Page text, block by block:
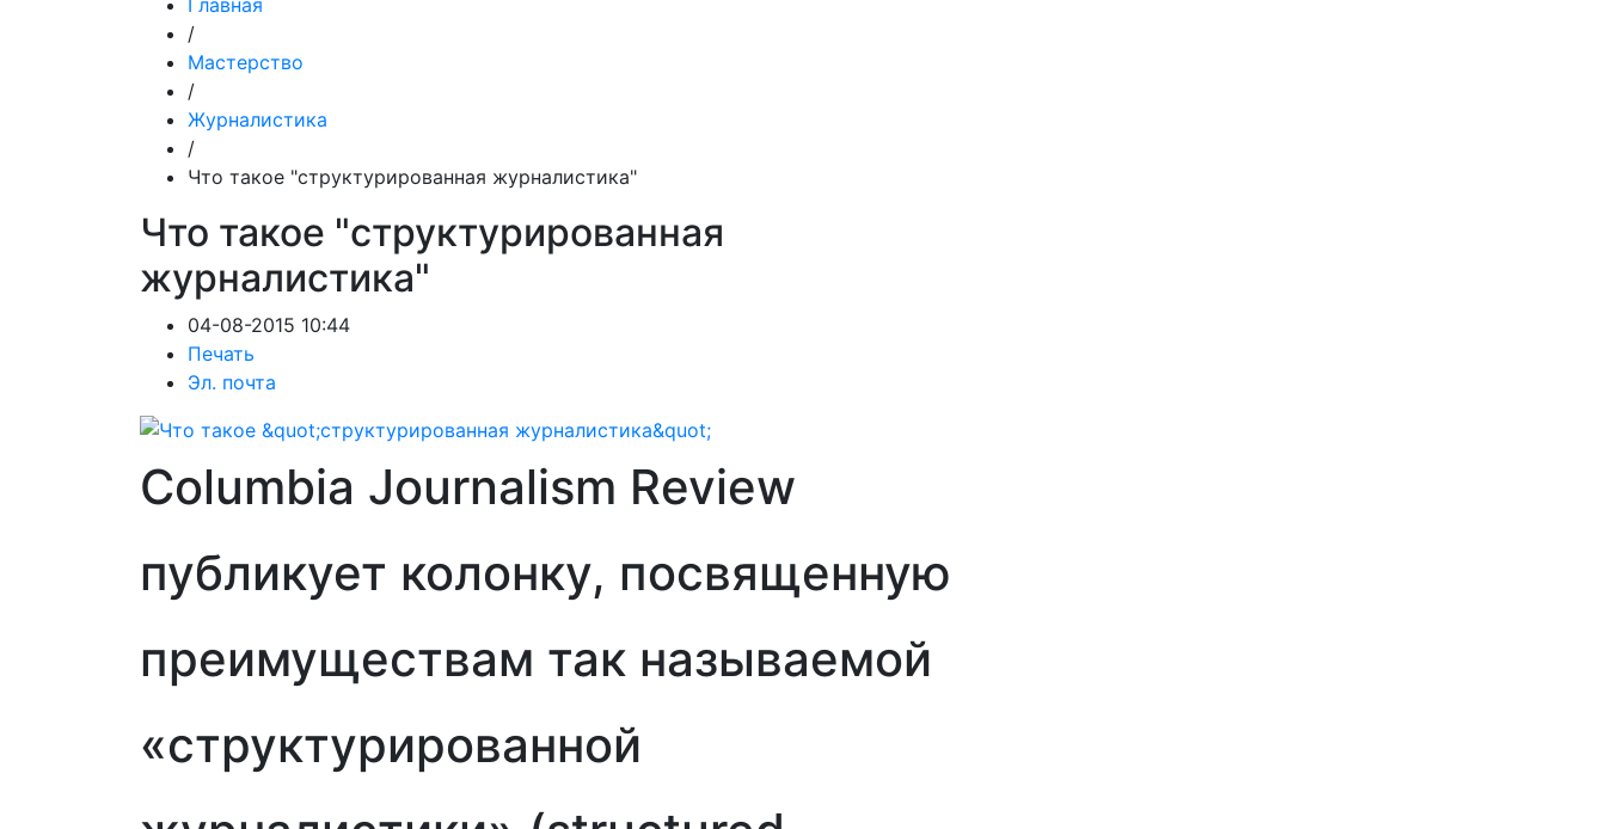
Главная
/
Мастерство
/
Журналистика
/
Что такое "структурированная журналистика"
Что такое "структурированная
журналистика"
04-08-2015 10:44
Печать
Эл. почта
Columbia Journalism Review
публикует колонку, посвященную
преимуществам так называемой
«структурированной